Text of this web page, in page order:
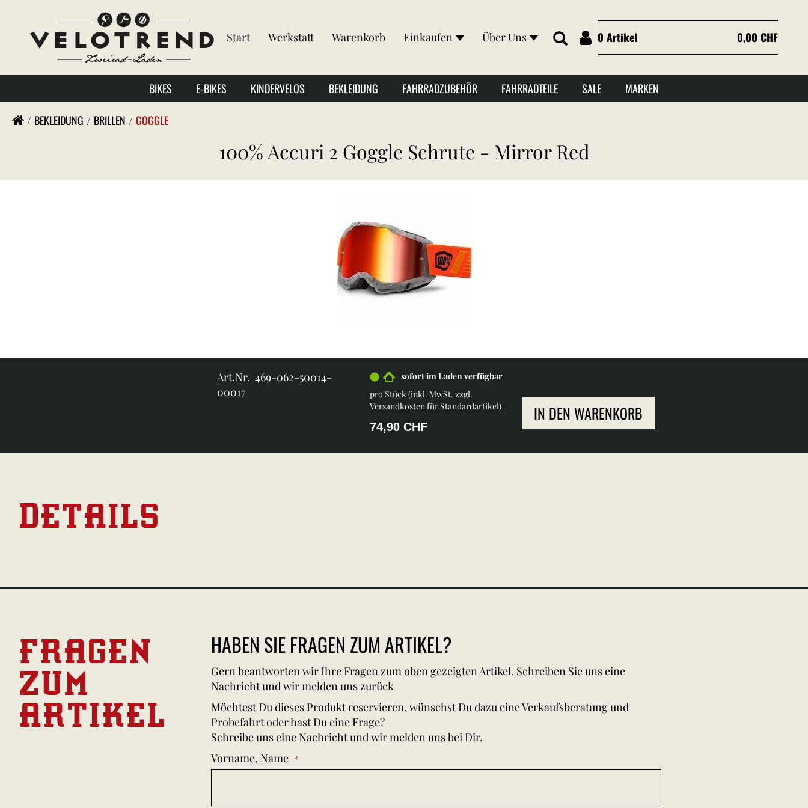
Start Werkstatt Warenkorb Einkaufen Über Uns 0 Artikel 0,00 CHF
BIKES E-BIKES KINDERVELOS BEKLEIDUNG FAHRRADZUBEHÖR FAHRRADTEILE SALE MARKEN
BEKLEIDUNG BRILLEN GOGGLE
100% Accuri 2 Goggle Schrute - Mirror Red
Art.Nr. 469-062-50014-
00017
sofort im Laden verfügbar
pro Stück (inkl. MwSt. zzgl.
Versandkosten für Standardartikel)
74,90 CHF
IN DEN WARENKORB
DETAILS
FRAGEN
ZUM
ARTIKEL
HABEN SIE FRAGEN ZUM ARTIKEL?
Gern beantworten wir Ihre Fragen zum oben gezeigten Artikel. Schreiben Sie uns eine
Nachricht und wir melden uns zurück
Möchtest Du dieses Produkt reservieren, wünschst Du dazu eine Verkaufsberatung und
Probefahrt oder hast Du eine Frage?
Schreibe uns eine Nachricht und wir melden uns bei Dir.
Vorname, Name